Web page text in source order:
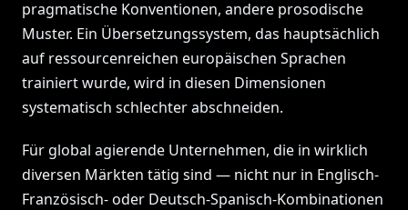
pragmatische Konventionen, andere prosodische
Muster. Ein Übersetzungssystem, das hauptsächlich
auf ressourcenreichen europäischen Sprachen
trainiert wurde, wird in diesen Dimensionen
systematisch schlechter abschneiden.
Für global agierende Unternehmen, die in wirklich
diversen Märkten tätig sind — nicht nur in Englisch-
Französisch- oder Deutsch-Spanisch-Kombinationen